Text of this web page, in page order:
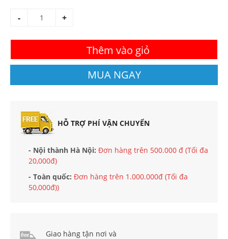
- +
Thêm vào giỏ
MUA NGAY
HỖ TRỢ PHÍ VẬN CHUYỂN
- Nội thành Hà Nội: Đơn hàng trên 500.000 đ (Tối đa
20,000đ)
- Toàn quốc: Đơn hàng trên 1.000.000đ (Tối đa
50,000đ))
Giao hàng tận nơi và